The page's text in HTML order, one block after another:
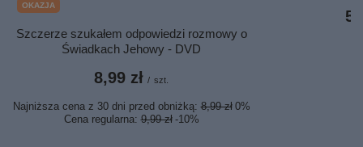
OKAZJA
Szczerze szukałem odpowiedzi rozmowy o
Świadkach Jehowy - DVD
8,99 zł / szt.
Najniższa cena z 30 dni przed obniżką:8,99 zł 0%
Cena regularna:9,99 zł -10%